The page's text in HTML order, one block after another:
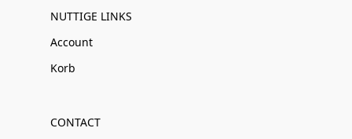
NUTTIGE LINKS
Account
Korb
CONTACT